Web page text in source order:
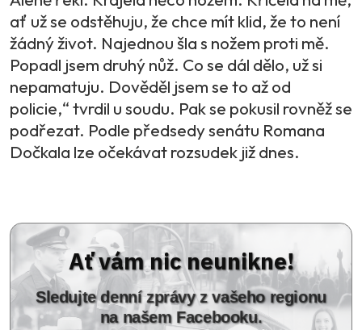
ať už se odstěhuju, že chce mít klid, že to není
žádný život. Najednou šla s nožem proti mě.
Popadl jsem druhý nůž. Co se dál dělo, už si
nepamatuju. Dověděl jsem se to až od
policie,“ tvrdil u soudu. Pak se pokusil rovněž se
podřezat. Podle předsedy senátu Romana
Dočkala lze očekávat rozsudek již dnes.
Ať vám nic neunikne!
Sledujte denní zprávy z vašeho regionu
na našem Facebooku.